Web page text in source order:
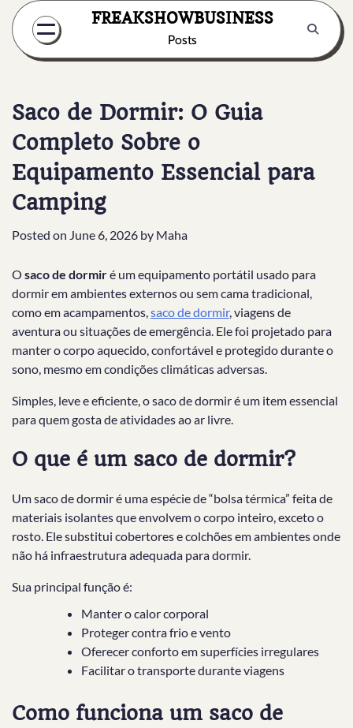
Skip
content
FREAKSHOWBUSINESS
Posts
Saco de Dormir: O Guia
Completo Sobre o
Equipamento Essencial para
Camping
Posted on June 6, 2026 by Maha
O saco de dormiré um equipamento portátil usado para
dormir em ambientes externos ou sem cama tradicional,
como em acampamentos,saco de dormir, viagens de
aventura ou situações de emergência. Ele foi projetado para
manter o corpo aquecido, confortável e protegido durante o
sono, mesmo em condições climáticas adversas.
Simples, leve e eficiente, o saco de dormir é um item essencial
para quem gosta de atividades ao ar livre.
O que é um saco de dormir?
Um saco de dormir é uma espécie de “bolsa térmica” feita de
materiais isolantes que envolvem o corpo inteiro, exceto o
rosto. Ele substitui cobertores e colchões em ambientes onde
não há infraestrutura adequada para dormir.
Sua principal função é:
Manter o calor corporal
Proteger contra frio e vento
Oferecer conforto em superfícies irregulares
Facilitar o transporte durante viagens
Como funciona um saco de